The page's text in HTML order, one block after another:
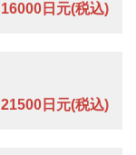
16000日元(税込)
21500日元(税込)